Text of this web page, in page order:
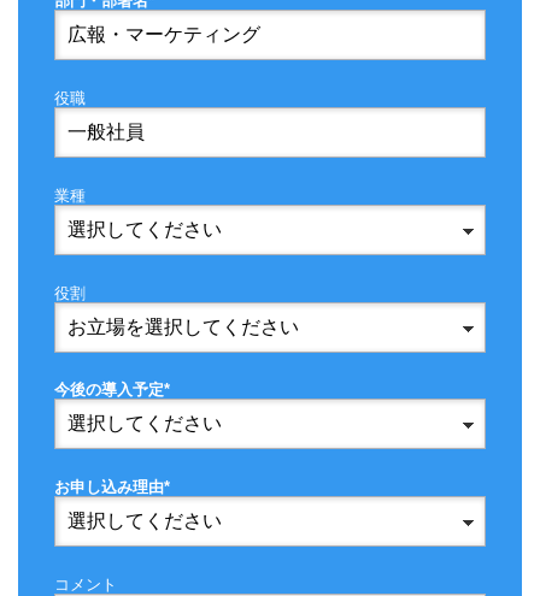
役職
業種
役割
今後の導入予定*
お申し込み理由*
コメント